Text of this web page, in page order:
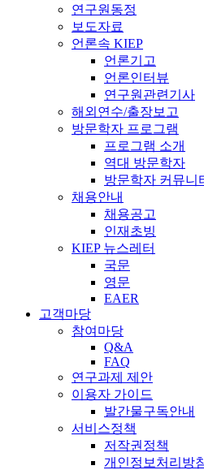
연구원동정
보도자료
언론속 KIEP
언론기고
언론인터뷰
연구원관련기사
해외연수/출장보고
방문학자 프로그램
프로그램 소개
역대 방문학자
방문학자 커뮤니
채용안내
채용공고
인재초빙
KIEP 뉴스레터
국문
영문
EAER
고객마당
참여마당
Q&A
FAQ
연구과제 제안
이용자 가이드
발간물구독안내
서비스정책
저작권정책
개인정보처리방